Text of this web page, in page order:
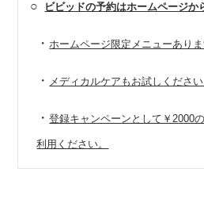
○ ビビッドの予約はホームページか
・ ホームページ限定メニューありま
・ メディカルケアもお試しください
・登録キャンペーンとして￥2000
利用ください。